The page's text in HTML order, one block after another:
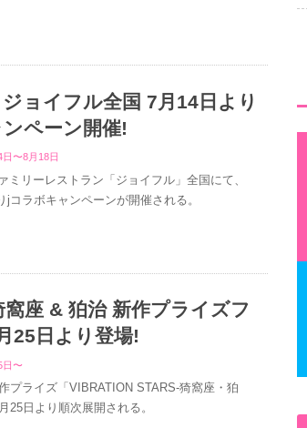
ョイフル全国 7月14日より
ペーン開催!
〜8月18日
ミリーレストラン「ジョイフル」全国にて、
jコラボキャンペーンが開催される。
窩座 & 狛治 新作プライズフ
25日より登場!
日〜
プライズ「VIBRATION STARS-猗窩座・狛
25日より順次展開される。